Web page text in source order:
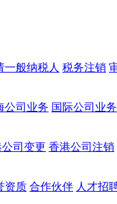
一般纳税人 税务注销
公司业务 国际公司业务
司变更 香港公司注销
资质 合作伙伴 人才招